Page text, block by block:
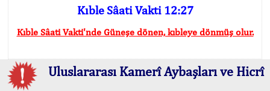
Kıble Sâati Vakti 12:27
Kıble Sâati Vakti'nde Güneşe dönen, kıbleye dönmüş olur.
Uluslararası Kamerî Aybaşları ve Hicrî